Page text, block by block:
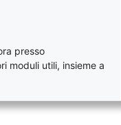
presso
moduli utili, insieme a